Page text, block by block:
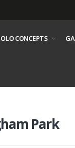
CONCEPTS
Park